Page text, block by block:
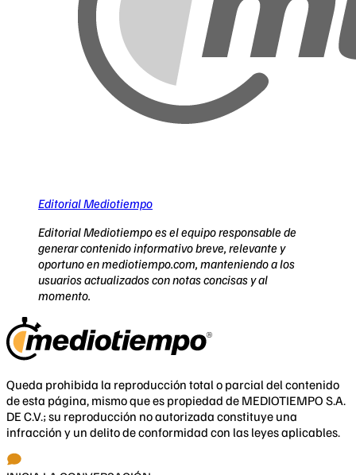
Editorial Mediotiempo
Editorial Mediotiempo es el equipo responsable de
generar contenido informativo breve, relevante y
oportuno en mediotiempo.com, manteniendo a los
usuarios actualizados con notas concisas y al
momento.
Queda prohibida la reproducción total o parcial del contenido
de esta página, mismo que es propiedad de MEDIOTIEMPO S.A.
DE C.V.; su reproducción no autorizada constituye una
infracción y un delito de conformidad con las leyes aplicables.